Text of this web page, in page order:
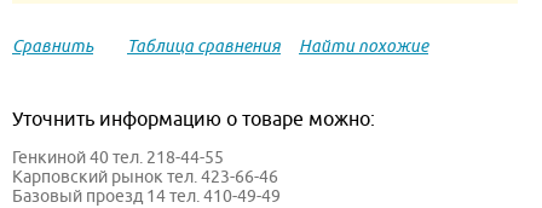
Сравнить Таблица сравнения Найти похожие
Уточнить информацию о товаре можно:
Генкиной 40 тел. 218-44-55
Карповский рынок тел. 423-66-46
Базовый проезд 14 тел. 410-49-49